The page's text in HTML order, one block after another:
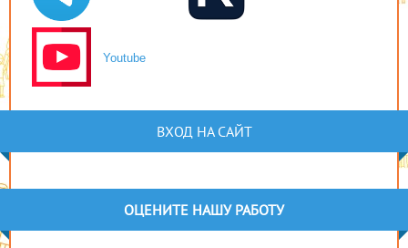
Youtube
ВХОД НА САЙТ
ОЦЕНИТЕ НАШУ РАБОТУ